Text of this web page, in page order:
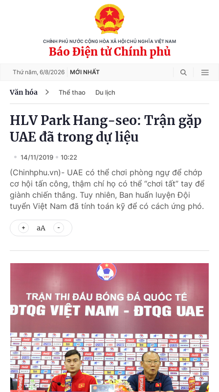
CHÍNH PHỦ NƯỚC CỘNG HÒA XÃ HỘI CHỦ NGHĨA VIỆT NAM
Báo Điện tử Chính phủ
Thứ năm, 6/8/2026 MỚI NHẤT
Văn hóa Thể thao Du lịch
HLV Park Hang-seo: Trận gặp
UAE đã trong dự liệu
14/11/2019 10:22
(Chinhphu.vn)- UAE có thể chơi phòng ngự để chớp
cơ hội tấn công, thậm chí họ có thể “chơi tất” tay để
giành chiến thắng. Tuy nhiên, Ban huấn luyện Đội
tuyển Việt Nam đã tính toán kỹ để có cách ứng phó.
aA